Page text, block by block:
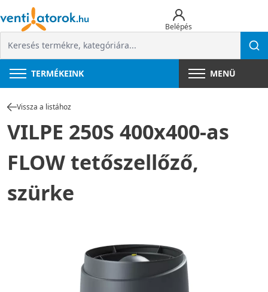
Belépés
TERMÉKEINK MENÜ
Vissza a listához
VILPE 250S 400x400-as
FLOW tetőszellőző,
szürke